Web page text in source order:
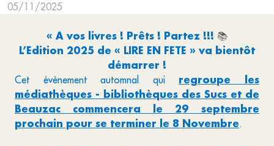
05/11/2025
« A vos livres ! Prêts ! Partez !!! 📚
L’Edition 2025 de « LIRE EN FETE » va bientôt
démarrer !
Cet évènement automnal qui regroupe les
médiathèques - bibliothèques des Sucs et de
Beauzac commencera le 29 septembre
prochain pour se terminer le 8 Novembre.